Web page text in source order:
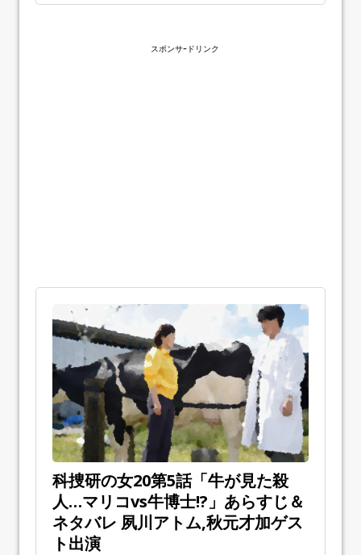
スポンサｰドリンク
科捜研の女20第5話「牛が見た殺
人…マリコvs牛博士!?」あらすじ＆
ネタバレ 夙川アトム,秋元才加ゲス
ト出演